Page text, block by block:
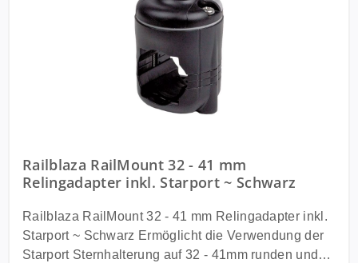
Railblaza RailMount 32 - 41 mm
Relingadapter inkl. Starport ~ Schwarz
Railblaza RailMount 32 - 41 mm Relingadapter inkl.
Starport ~ Schwarz Ermöglicht die Verwendung der
Starport Sternhalterung auf 32 - 41mm runden und